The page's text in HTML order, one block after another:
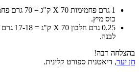
כוס מיץ.
לבנה.
בהצלחה רבה!
חן יער, דיאטנית ספורט קלינית.